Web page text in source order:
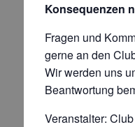
Konsequenzen
Fragen und
gerne an den
Wir werden uns
Beantwortung
Veranstalter: